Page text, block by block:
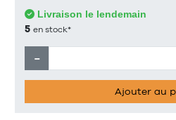
Livraison le lendemain
5 en stock*
−
Ajouter au